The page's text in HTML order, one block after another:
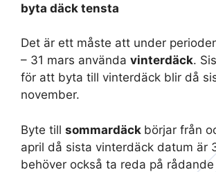
byta däck tensta
Det är ett måste att under
– 31 mars använda vinterdäck.
för att byta till vinterdäck blir då
november.
Byte till sommardäck börjar från
april då sista vinterdäck datum är
behöver också ta reda på